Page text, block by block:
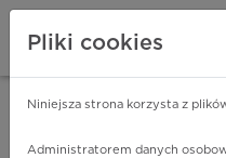
Pliki cookies
Niniejsza strona korzysta z
Administratorem danych
ZA DARMO - w